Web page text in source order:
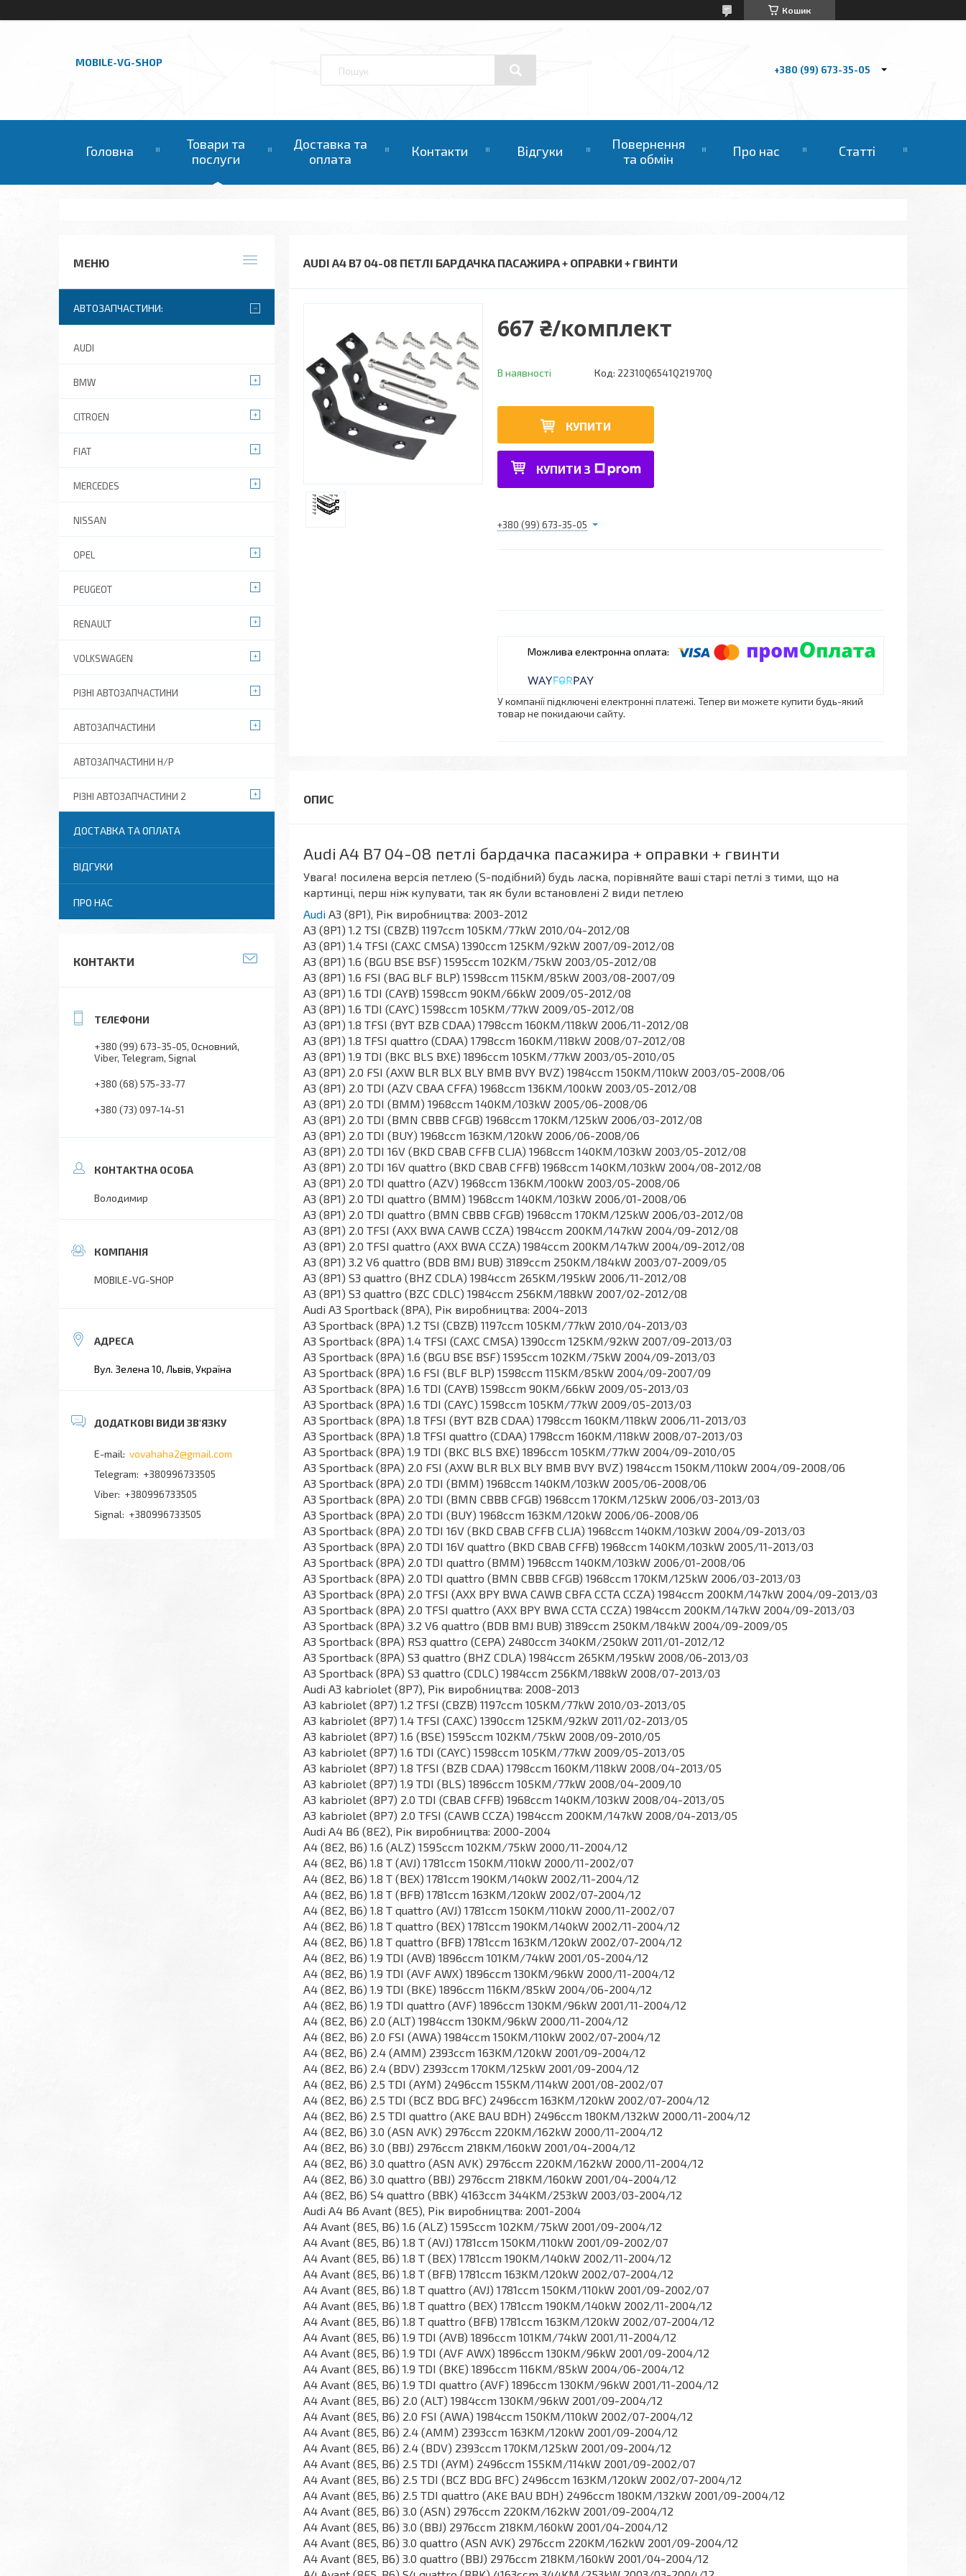
Кошик
MOBILE-VG-SHOP
+380 (99) 673-35-05
Головна
Товари та
послуги
Доставка та
оплата
Контакти Відгуки
Повернення
та обмін
Про нас Статті
AUDI A4 B7 04-08 ПЕТЛІ БАРДАЧКА ПАСАЖИРА + ОПРАВКИ + ГВИНТИ
667 ₴/комплект
В наявності Код: 22310Q6541Q21970Q
КУПИТИ
КУПИТИ З
+380 (99) 673-35-05
У компанії підключені електронні платежі. Тепер ви можете купити будь-який
товар не покидаючи сайту.
Audi A4 B7 04-08 петлі бардачка пасажира + оправки + гвинти
Увага! посилена версія петлею (S-подібний) будь ласка, порівняйте ваші старі петлі з тими, що на
картинці, перш ніж купувати, так як були встановлені 2 види петлею
Audi A3 (8P1), Рік виробництва: 2003-2012
A3 (8P1) 1.2 TSI (CBZB) 1197ccm 105KM/77kW 2010/04-2012/08
A3 (8P1) 1.4 TFSI (CAXC CMSA) 1390ccm 125KM/92kW 2007/09-2012/08
A3 (8P1) 1.6 (BGU BSE BSF) 1595ccm 102KM/75kW 2003/05-2012/08
A3 (8P1) 1.6 FSI (BAG BLF BLP) 1598ccm 115KM/85kW 2003/08-2007/09
A3 (8P1) 1.6 TDI (CAYB) 1598ccm 90KM/66kW 2009/05-2012/08
A3 (8P1) 1.6 TDI (CAYC) 1598ccm 105KM/77kW 2009/05-2012/08
A3 (8P1) 1.8 TFSI (BYT BZB CDAA) 1798ccm 160KM/118kW 2006/11-2012/08
A3 (8P1) 1.8 TFSI quattro (CDAA) 1798ccm 160KM/118kW 2008/07-2012/08
A3 (8P1) 1.9 TDI (BKC BLS BXE) 1896ccm 105KM/77kW 2003/05-2010/05
A3 (8P1) 2.0 FSI (AXW BLR BLX BLY BMB BVY BVZ) 1984ccm 150KM/110kW 2003/05-2008/06
A3 (8P1) 2.0 TDI (AZV CBAA CFFA) 1968ccm 136KM/100kW 2003/05-2012/08
A3 (8P1) 2.0 TDI (BMM) 1968ccm 140KM/103kW 2005/06-2008/06
A3 (8P1) 2.0 TDI (BMN CBBB CFGB) 1968ccm 170KM/125kW 2006/03-2012/08
A3 (8P1) 2.0 TDI (BUY) 1968ccm 163KM/120kW 2006/06-2008/06
A3 (8P1) 2.0 TDI 16V (BKD CBAB CFFB CLJA) 1968ccm 140KM/103kW 2003/05-2012/08
A3 (8P1) 2.0 TDI 16V quattro (BKD CBAB CFFB) 1968ccm 140KM/103kW 2004/08-2012/08
A3 (8P1) 2.0 TDI quattro (AZV) 1968ccm 136KM/100kW 2003/05-2008/06
A3 (8P1) 2.0 TDI quattro (BMM) 1968ccm 140KM/103kW 2006/01-2008/06
A3 (8P1) 2.0 TDI quattro (BMN CBBB CFGB) 1968ccm 170KM/125kW 2006/03-2012/08
A3 (8P1) 2.0 TFSI (AXX BWA CAWB CCZA) 1984ccm 200KM/147kW 2004/09-2012/08
A3 (8P1) 2.0 TFSI quattro (AXX BWA CCZA) 1984ccm 200KM/147kW 2004/09-2012/08
A3 (8P1) 3.2 V6 quattro (BDB BMJ BUB) 3189ccm 250KM/184kW 2003/07-2009/05
A3 (8P1) S3 quattro (BHZ CDLA) 1984ccm 265KM/195kW 2006/11-2012/08
A3 (8P1) S3 quattro (BZC CDLC) 1984ccm 256KM/188kW 2007/02-2012/08
Audi A3 Sportback (8PA), Рік виробництва: 2004-2013
A3 Sportback (8PA) 1.2 TSI (CBZB) 1197ccm 105KM/77kW 2010/04-2013/03
A3 Sportback (8PA) 1.4 TFSI (CAXC CMSA) 1390ccm 125KM/92kW 2007/09-2013/03
A3 Sportback (8PA) 1.6 (BGU BSE BSF) 1595ccm 102KM/75kW 2004/09-2013/03
A3 Sportback (8PA) 1.6 FSI (BLF BLP) 1598ccm 115KM/85kW 2004/09-2007/09
A3 Sportback (8PA) 1.6 TDI (CAYB) 1598ccm 90KM/66kW 2009/05-2013/03
A3 Sportback (8PA) 1.6 TDI (CAYC) 1598ccm 105KM/77kW 2009/05-2013/03
A3 Sportback (8PA) 1.8 TFSI (BYT BZB CDAA) 1798ccm 160KM/118kW 2006/11-2013/03
A3 Sportback (8PA) 1.8 TFSI quattro (CDAA) 1798ccm 160KM/118kW 2008/07-2013/03
A3 Sportback (8PA) 1.9 TDI (BKC BLS BXE) 1896ccm 105KM/77kW 2004/09-2010/05
A3 Sportback (8PA) 2.0 FSI (AXW BLR BLX BLY BMB BVY BVZ) 1984ccm 150KM/110kW 2004/09-2008/06
A3 Sportback (8PA) 2.0 TDI (BMM) 1968ccm 140KM/103kW 2005/06-2008/06
A3 Sportback (8PA) 2.0 TDI (BMN CBBB CFGB) 1968ccm 170KM/125kW 2006/03-2013/03
A3 Sportback (8PA) 2.0 TDI (BUY) 1968ccm 163KM/120kW 2006/06-2008/06
A3 Sportback (8PA) 2.0 TDI 16V (BKD CBAB CFFB CLJA) 1968ccm 140KM/103kW 2004/09-2013/03
A3 Sportback (8PA) 2.0 TDI 16V quattro (BKD CBAB CFFB) 1968ccm 140KM/103kW 2005/11-2013/03
A3 Sportback (8PA) 2.0 TDI quattro (BMM) 1968ccm 140KM/103kW 2006/01-2008/06
A3 Sportback (8PA) 2.0 TDI quattro (BMN CBBB CFGB) 1968ccm 170KM/125kW 2006/03-2013/03
A3 Sportback (8PA) 2.0 TFSI (AXX BPY BWA CAWB CBFA CCTA CCZA) 1984ccm 200KM/147kW 2004/09-2013/03
A3 Sportback (8PA) 2.0 TFSI quattro (AXX BPY BWA CCTA CCZA) 1984ccm 200KM/147kW 2004/09-2013/03
A3 Sportback (8PA) 3.2 V6 quattro (BDB BMJ BUB) 3189ccm 250KM/184kW 2004/09-2009/05
A3 Sportback (8PA) RS3 quattro (CEPA) 2480ccm 340KM/250kW 2011/01-2012/12
A3 Sportback (8PA) S3 quattro (BHZ CDLA) 1984ccm 265KM/195kW 2008/06-2013/03
A3 Sportback (8PA) S3 quattro (CDLC) 1984ccm 256KM/188kW 2008/07-2013/03
Audi A3 kabriolet (8P7), Рік виробництва: 2008-2013
A3 kabriolet (8P7) 1.2 TFSI (CBZB) 1197ccm 105KM/77kW 2010/03-2013/05
A3 kabriolet (8P7) 1.4 TFSI (CAXC) 1390ccm 125KM/92kW 2011/02-2013/05
A3 kabriolet (8P7) 1.6 (BSE) 1595ccm 102KM/75kW 2008/09-2010/05
A3 kabriolet (8P7) 1.6 TDI (CAYC) 1598ccm 105KM/77kW 2009/05-2013/05
A3 kabriolet (8P7) 1.8 TFSI (BZB CDAA) 1798ccm 160KM/118kW 2008/04-2013/05
A3 kabriolet (8P7) 1.9 TDI (BLS) 1896ccm 105KM/77kW 2008/04-2009/10
A3 kabriolet (8P7) 2.0 TDI (CBAB CFFB) 1968ccm 140KM/103kW 2008/04-2013/05
A3 kabriolet (8P7) 2.0 TFSI (CAWB CCZA) 1984ccm 200KM/147kW 2008/04-2013/05
Audi A4 B6 (8E2), Рік виробництва: 2000-2004
A4 (8E2, B6) 1.6 (ALZ) 1595ccm 102KM/75kW 2000/11-2004/12
A4 (8E2, B6) 1.8 T (AVJ) 1781ccm 150KM/110kW 2000/11-2002/07
A4 (8E2, B6) 1.8 T (BEX) 1781ccm 190KM/140kW 2002/11-2004/12
A4 (8E2, B6) 1.8 T (BFB) 1781ccm 163KM/120kW 2002/07-2004/12
A4 (8E2, B6) 1.8 T quattro (AVJ) 1781ccm 150KM/110kW 2000/11-2002/07
A4 (8E2, B6) 1.8 T quattro (BEX) 1781ccm 190KM/140kW 2002/11-2004/12
A4 (8E2, B6) 1.8 T quattro (BFB) 1781ccm 163KM/120kW 2002/07-2004/12
A4 (8E2, B6) 1.9 TDI (AVB) 1896ccm 101KM/74kW 2001/05-2004/12
A4 (8E2, B6) 1.9 TDI (AVF AWX) 1896ccm 130KM/96kW 2000/11-2004/12
A4 (8E2, B6) 1.9 TDI (BKE) 1896ccm 116KM/85kW 2004/06-2004/12
A4 (8E2, B6) 1.9 TDI quattro (AVF) 1896ccm 130KM/96kW 2001/11-2004/12
A4 (8E2, B6) 2.0 (ALT) 1984ccm 130KM/96kW 2000/11-2004/12
A4 (8E2, B6) 2.0 FSI (AWA) 1984ccm 150KM/110kW 2002/07-2004/12
A4 (8E2, B6) 2.4 (AMM) 2393ccm 163KM/120kW 2001/09-2004/12
A4 (8E2, B6) 2.4 (BDV) 2393ccm 170KM/125kW 2001/09-2004/12
A4 (8E2, B6) 2.5 TDI (AYM) 2496ccm 155KM/114kW 2001/08-2002/07
A4 (8E2, B6) 2.5 TDI (BCZ BDG BFC) 2496ccm 163KM/120kW 2002/07-2004/12
A4 (8E2, B6) 2.5 TDI quattro (AKE BAU BDH) 2496ccm 180KM/132kW 2000/11-2004/12
A4 (8E2, B6) 3.0 (ASN AVK) 2976ccm 220KM/162kW 2000/11-2004/12
A4 (8E2, B6) 3.0 (BBJ) 2976ccm 218KM/160kW 2001/04-2004/12
A4 (8E2, B6) 3.0 quattro (ASN AVK) 2976ccm 220KM/162kW 2000/11-2004/12
A4 (8E2, B6) 3.0 quattro (BBJ) 2976ccm 218KM/160kW 2001/04-2004/12
A4 (8E2, B6) S4 quattro (BBK) 4163ccm 344KM/253kW 2003/03-2004/12
Audi A4 B6 Avant (8E5), Рік виробництва: 2001-2004
A4 Avant (8E5, B6) 1.6 (ALZ) 1595ccm 102KM/75kW 2001/09-2004/12
A4 Avant (8E5, B6) 1.8 T (AVJ) 1781ccm 150KM/110kW 2001/09-2002/07
A4 Avant (8E5, B6) 1.8 T (BEX) 1781ccm 190KM/140kW 2002/11-2004/12
A4 Avant (8E5, B6) 1.8 T (BFB) 1781ccm 163KM/120kW 2002/07-2004/12
A4 Avant (8E5, B6) 1.8 T quattro (AVJ) 1781ccm 150KM/110kW 2001/09-2002/07
A4 Avant (8E5, B6) 1.8 T quattro (BEX) 1781ccm 190KM/140kW 2002/11-2004/12
A4 Avant (8E5, B6) 1.8 T quattro (BFB) 1781ccm 163KM/120kW 2002/07-2004/12
A4 Avant (8E5, B6) 1.9 TDI (AVB) 1896ccm 101KM/74kW 2001/11-2004/12
A4 Avant (8E5, B6) 1.9 TDI (AVF AWX) 1896ccm 130KM/96kW 2001/09-2004/12
A4 Avant (8E5, B6) 1.9 TDI (BKE) 1896ccm 116KM/85kW 2004/06-2004/12
A4 Avant (8E5, B6) 1.9 TDI quattro (AVF) 1896ccm 130KM/96kW 2001/11-2004/12
A4 Avant (8E5, B6) 2.0 (ALT) 1984ccm 130KM/96kW 2001/09-2004/12
A4 Avant (8E5, B6) 2.0 FSI (AWA) 1984ccm 150KM/110kW 2002/07-2004/12
A4 Avant (8E5, B6) 2.4 (AMM) 2393ccm 163KM/120kW 2001/09-2004/12
A4 Avant (8E5, B6) 2.4 (BDV) 2393ccm 170KM/125kW 2001/09-2004/12
A4 Avant (8E5, B6) 2.5 TDI (AYM) 2496ccm 155KM/114kW 2001/09-2002/07
A4 Avant (8E5, B6) 2.5 TDI (BCZ BDG BFC) 2496ccm 163KM/120kW 2002/07-2004/12
A4 Avant (8E5, B6) 2.5 TDI quattro (AKE BAU BDH) 2496ccm 180KM/132kW 2001/09-2004/12
A4 Avant (8E5, B6) 3.0 (ASN) 2976ccm 220KM/162kW 2001/09-2004/12
A4 Avant (8E5, B6) 3.0 (BBJ) 2976ccm 218KM/160kW 2001/04-2004/12
A4 Avant (8E5, B6) 3.0 quattro (ASN AVK) 2976ccm 220KM/162kW 2001/09-2004/12
A4 Avant (8E5, B6) 3.0 quattro (BBJ) 2976ccm 218KM/160kW 2001/04-2004/12
АВТОЗАПЧАСТИНИ:
AUDI
BMW
CITROEN
FIAT
MERCEDES
NISSAN
OPEL
PEUGEOT
RENAULT
VOLKSWAGEN
РІЗНІ АВТОЗАПЧАСТИНИ
АВТОЗАПЧАСТИНИ
АВТОЗАПЧАСТИНИ Н/Р
РІЗНІ АВТОЗАПЧАСТИНИ 2
ДОСТАВКА ТА ОПЛАТА
ВІДГУКИ
ПРО НАС
КОНТАКТИ
+380 (99) 673-35-05 Основний,
Viber, Telegram, Signal
+380 (68) 575-33-77
+380 (73) 097-14-51
Володимир
MOBILE-VG-SHOP
Вул. Зелена 10, Львів, Україна
vovahaha2@gmail.com
+380996733505
+380996733505
Signal
+380996733505